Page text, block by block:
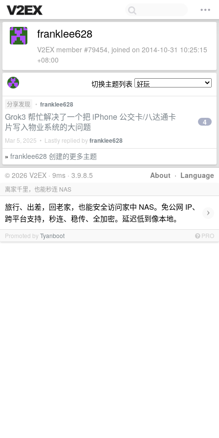
franklee628
V2EX member #79454, joined on 2014-10-31 10:25:15
+08:00
切换主题列表
分享发现 • franklee628
Grok3 帮忙解决了一个把 iPhone 公交卡/八达通卡
片写入物业系统的大问题
Mar 5, 2025 • Lastly replied byfranklee628
4
» franklee628 创建的更多主题
About · Language
© 2026 V2EX · 9ms · 3.9.8.5
离家千里，也能秒连 NAS
旅行、出差，回老家，也能安全访问家中 NAS。免公网 IP、
跨平台支持，秒连、稳传、全加密。延迟低到像本地。
›
Promoted byTyanboot PRO